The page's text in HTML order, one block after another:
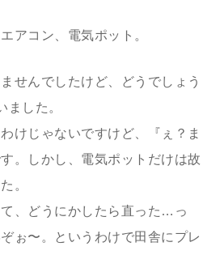
アコン、電気ポット。
せんでしたけど、どうでしょう
ました。
けじゃないですけど、『ぇ？ま
。しかし、電気ポットだけは故
。
、どうにかしたら直った…っ
ぉ〜。というわけで田舎にプレ